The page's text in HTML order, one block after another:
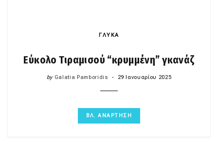
ΓΛΥΚΑ
Εύκολο Τιραμισού “κρυμμένη” γκανάζ
by Galatia Pamboridis 29 Ιανουαρίου 2025
ΒΛ. ΑΝΑΡΤΗΣΗ